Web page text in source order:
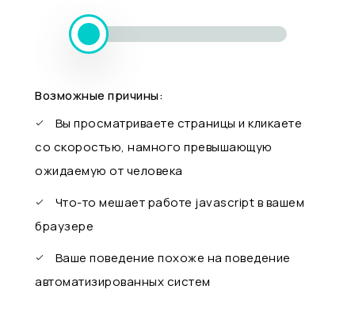
Возможные причины:
Вы просматриваете страницы и кликаете
со скоростью, намного превышающую
ожидаемую от человека
Что-то мешает работе javascript в вашем
браузере
Ваше поведение похоже на поведение
автоматизированных систем